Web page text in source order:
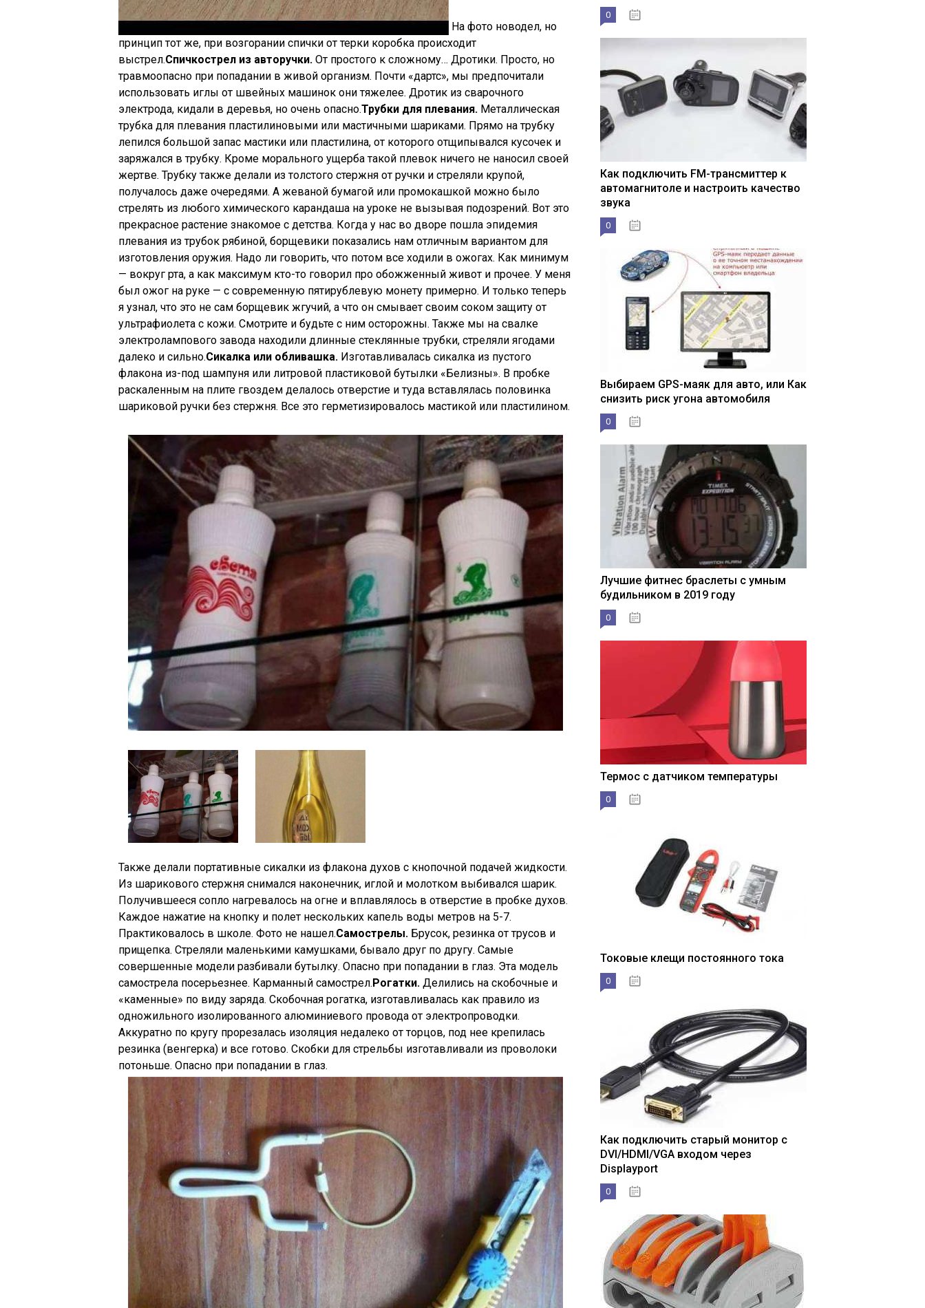
На фото новодел, но
принцип тот же, при возгорании спички от терки коробка происходит
выстрел.Спичкострел из авторучки. От простого к сложному… Дротики. Просто, но
травмоопасно при попадании в живой организм. Почти «дартс», мы предпочитали
использовать иглы от швейных машинок они тяжелее. Дротик из сварочного
электрода, кидали в деревья, но очень опасно.Трубки для плевания. Металлическая
трубка для плевания пластилиновыми или мастичными шариками. Прямо на трубку
лепился большой запас мастики или пластилина, от которого отщипывался кусочек и
заряжался в трубку. Кроме морального ущерба такой плевок ничего не наносил своей
жертве. Трубку также делали из толстого стержня от ручки и стреляли крупой,
получалось даже очередями. А жеваной бумагой или промокашкой можно было
стрелять из любого химического карандаша на уроке не вызывая подозрений. Вот это
прекрасное растение знакомое с детства. Когда у нас во дворе пошла эпидемия
плевания из трубок рябиной, борщевики показались нам отличным вариантом для
изготовления оружия. Надо ли говорить, что потом все ходили в ожогах. Как минимум
— вокруг рта, а как максимум кто-то говорил про обожженный живот и прочее. У меня
был ожог на руке — с современную пятирублевую монету примерно. И только теперь
я узнал, что это не сам борщевик жгучий, а что он смывает своим соком защиту от
ультрафиолета с кожи. Смотрите и будьте с ним осторожны. Также мы на свалке
электролампового завода находили длинные стеклянные трубки, стреляли ягодами
далеко и сильно.Сикалка или обливашка. Изготавливалась сикалка из пустого
флакона из-под шампуня или литровой пластиковой бутылки «Белизны». В пробке
раскаленным на плите гвоздем делалось отверстие и туда вставлялась половинка
шариковой ручки без стержня. Все это герметизировалось мастикой или пластилином.
Также делали портативные сикалки из флакона духов с кнопочной подачей жидкости.
Из шарикового стержня снимался наконечник, иглой и молотком выбивался шарик.
Получившееся сопло нагревалось на огне и вплавлялось в отверстие в пробке духов.
Каждое нажатие на кнопку и полет нескольких капель воды метров на 5-7.
Практиковалось в школе. Фото не нашел.Самострелы. Брусок, резинка от трусов и
прищепка. Стреляли маленькими камушками, бывало друг по другу. Самые
совершенные модели разбивали бутылку. Опасно при попадании в глаз. Эта модель
самострела посерьезнее. Карманный самострел.Рогатки. Делились на скобочные и
«каменные» по виду заряда. Скобочная рогатка, изготавливалась как правило из
одножильного изолированного алюминиевого провода от электропроводки.
Аккуратно по кругу прорезалась изоляция недалеко от торцов, под нее крепилась
резинка (венгерка) и все готово. Скобки для стрельбы изготавливали из проволоки
потоньше. Опасно при попадании в глаз.
0
Как подключить FM-трансмиттер к
автомагнитоле и настроить качество
звука
0
Выбираем GPS-маяк для авто, или Как
снизить риск угона автомобиля
0
Лучшие фитнес браслеты с умным
будильником в 2019 году
0
Термос с датчиком температуры
0
Токовые клещи постоянного тока
0
Как подключить старый монитор с
DVI/HDMI/VGA входом через
Displayport
0